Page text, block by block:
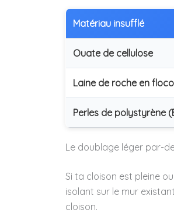
Matériau insufflé
Ouate de cellulose
Laine de roche en
Perles de polystyrène
Le doublage léger par-
Si ta cloison est pleine
isolant sur le mur
cloison.